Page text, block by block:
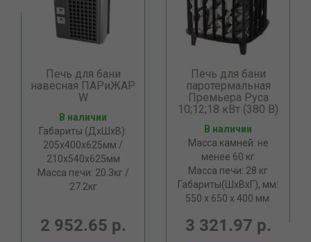
Печь для бани
навесная ПАРиЖАР
W
В наличии
Габариты (ДхШхВ):
205х400х625мм /
210х540х625мм
Масса печи: 20.3кг /
27.2кг
2 952.65 р.
Печь для бани
паротермальная
Премьера Руса
10;12;18 кВт (380 В)
В наличии
Масса камней: не
менее 60 кг
Масса печи: 28 кг
Габариты(ШхВхГ), мм:
550 х 650 х 400 мм.
3 321.97 р.